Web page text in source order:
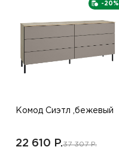
-20%
Комод Сиэтл ,бежевый
22 610 P.37 307 P.